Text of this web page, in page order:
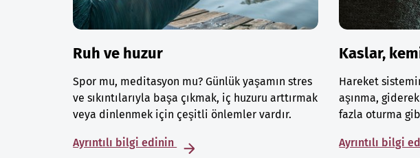
Ruh ve huzur
Spor mu, meditasyon mu? Günlük yaşamın stres
ve sıkıntılarıyla başa çıkmak, iç huzuru arttırmak
veya dinlenmek için çeşitli önlemler vardır.
Ayrıntılı bilgi edinin
Kaslar,
Hareket
aşınma,
fazla oturma
Ayrıntılı bilgi